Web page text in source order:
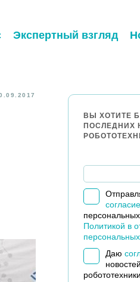
Экспертный взгляд
ВЫ ХОТИТЕ
ПОСЛЕДНИХ
согласие
Политикой в
Даю
робототехники.